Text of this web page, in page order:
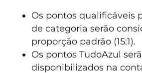
Os pontos qualificáveis
de categoria serão
proporção padrão (15:1).
Os pontos TudoAzul
disponibilizados na